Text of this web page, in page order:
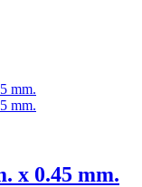
x 0.45 mm.